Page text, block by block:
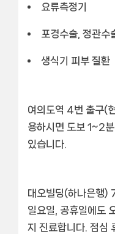
요류측정기
포경수술, 정관수
생식기 피부 질환
여의도역 4번 출구(
용하시면 도보 1~2
있습니다.
대오빌딩(하나은행)
일요일, 공휴일에도
지 진료합니다. 점심